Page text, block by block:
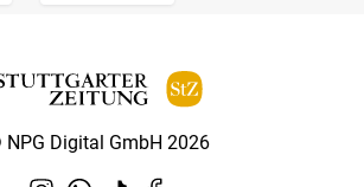
Digital GmbH 2026